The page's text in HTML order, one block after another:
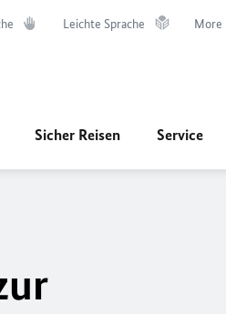
Leichte Sprache More
Sicher Reisen Service